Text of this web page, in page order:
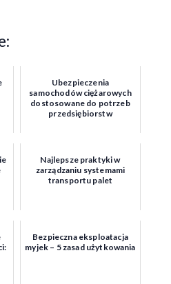
Ubezpieczenia
samochodów ciężarowych
dostosowane do potrzeb
przedsiębiorstw
Najlepsze praktyki w
zarządzaniu systemami
transportu palet
Bezpieczna eksploatacja
myjek – 5 zasad użytkowania